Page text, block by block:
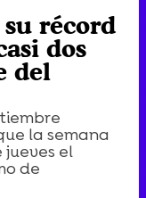
récord
dos
del
la semana
jueves el
de